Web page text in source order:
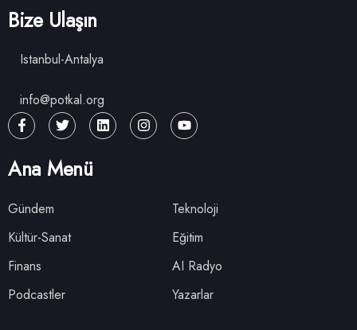
Bize Ulaşın
Istanbul-Antalya
info@potkal.org
Ana Menü
Gündem
Teknoloji
Kültür-Sanat
Eğitim
Finans
AI Radyo
Podcastler
Yazarlar